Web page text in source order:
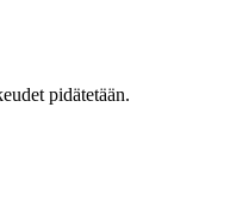
pidätetään.